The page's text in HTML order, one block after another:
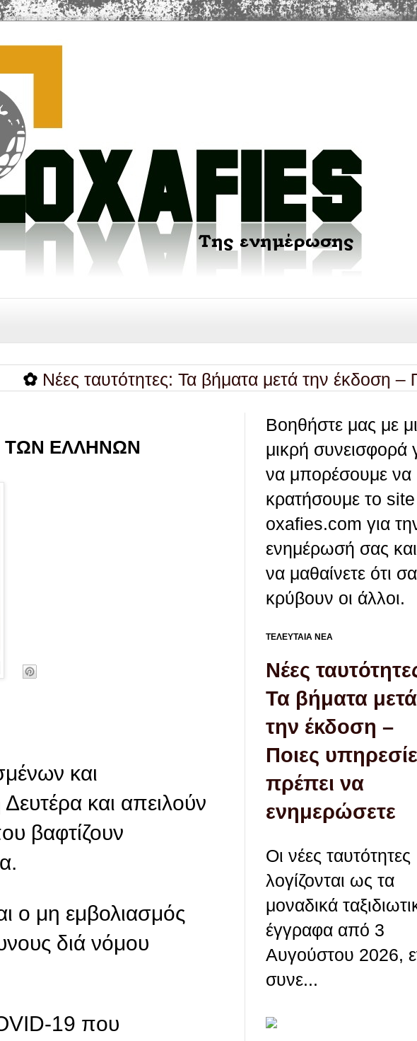
ταυτότητες: Τα βήματα μετά την έκδοση – Ποιες
ΤΩΝ ΕΛΛΗΝΩΝ
και
και απειλούν
βαφτίζουν
ο μη εμβολιασμός
διά νόμου
19 που
Βοηθήστε μας με
μικρή συνεισφορά
να μπορέσουμε να
κρατήσουμε το site
oxafies.com για
ενημέρωσή σας
να μαθαίνετε ότι
κρύβουν οι άλλοι.
ΤΕΛΕΥΤΑΙΑ ΝΕΑ
Νέες
Τα βήματα μετά
την έκδοση –
Ποιες
πρέπει να
ενημερώσετε
Οι νέες ταυτότητες
λογίζονται ως τα
μοναδικά
έγγραφα από 3
Αυγούστου 2026,
συνε...